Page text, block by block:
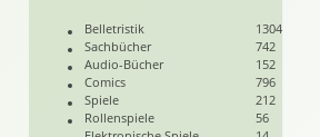
Belletristik
1304
Sachbücher
742
Audio-Bücher
152
Comics
796
Spiele
212
Rollenspiele
56